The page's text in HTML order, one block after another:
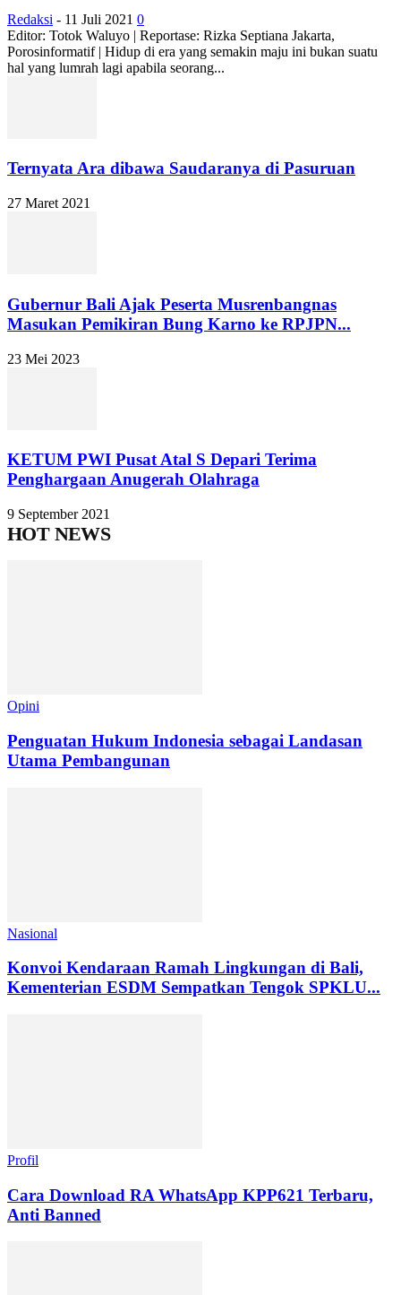
Redaksi - 11 Juli 2021 0
Editor: Totok Waluyo | Reportase: Rizka Septiana Jakarta,
Porosinformatif | Hidup di era yang semakin maju ini bukan suatu
hal yang lumrah lagi apabila seorang...
Ternyata Ara dibawa Saudaranya di Pasuruan
27 Maret 2021
Gubernur Bali Ajak Peserta Musrenbangnas
Masukan Pemikiran Bung Karno ke RPJPN...
23 Mei 2023
KETUM PWI Pusat Atal S Depari Terima
Penghargaan Anugerah Olahraga
9 September 2021
HOT NEWS
Opini
Penguatan Hukum Indonesia sebagai Landasan
Utama Pembangunan
Nasional
Konvoi Kendaraan Ramah Lingkungan di Bali,
Kementerian ESDM Sempatkan Tengok SPKLU...
Profil
Cara Download RA WhatsApp KPP621 Terbaru,
Anti Banned